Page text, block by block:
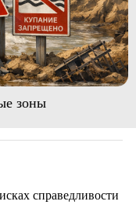
зоны
справедливости